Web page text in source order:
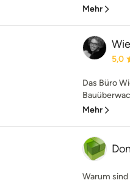
Mehr
5,0
Das Büro
Mehr
Warum